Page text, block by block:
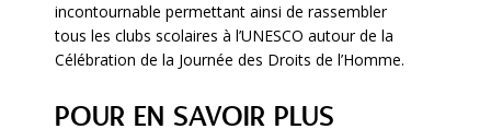
incontournable permettant ainsi de rassembler
tous les clubs scolaires à l’UNESCO autour de la
Célébration de la Journée des Droits de l’Homme.
POUR EN SAVOIR PLUS